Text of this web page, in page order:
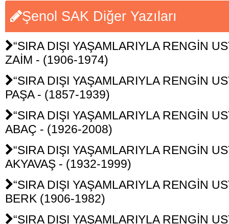
Şenol SAK Diğer Yazıları
“SIRA DIŞI YAŞAMLARIYLA RENGİN
ZAİM - (1906-1974)
“SIRA DIŞI YAŞAMLARIYLA RENGİN
PAŞA - (1857-1939)
“SIRA DIŞI YAŞAMLARIYLA RENGİN
ABAÇ - (1926-2008)
“SIRA DIŞI YAŞAMLARIYLA RENGİN
AKYAVAŞ - (1932-1999)
“SIRA DIŞI YAŞAMLARIYLA RENGİN
BERK (1906-1982)
“SIRA DIŞI YAŞAMLARIYLA RENGİN